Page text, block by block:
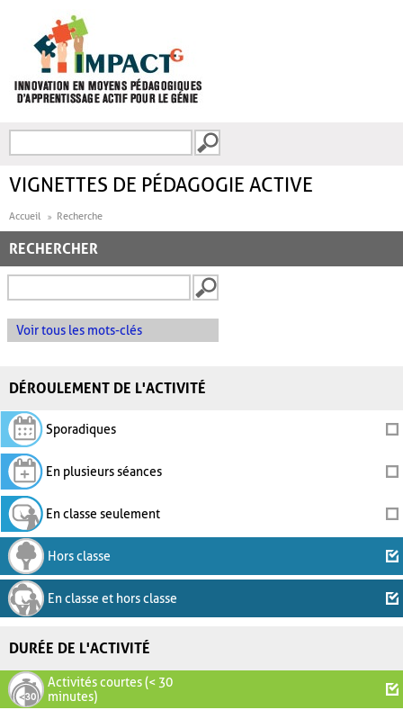
FORMULAIRE DE
VIGNETTES DE PÉDAGOGIE ACTIVE
Accueil Recherche
RECHERCHER
Voir tous les mots-clés
DÉROULEMENT DE L'ACTIVITÉ
Sporadiques
En plusieurs séances
En classe seulement
Hors classe
En classe et hors classe
DURÉE DE L'ACTIVITÉ
Activités courtes (< 30
minutes)